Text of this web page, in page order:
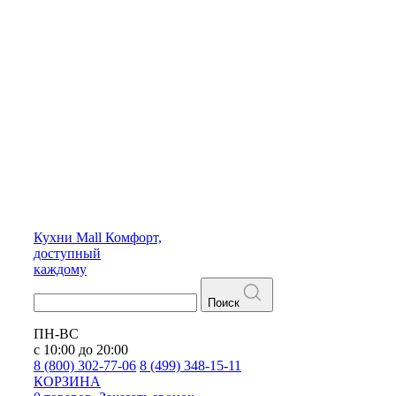
Кухни Mall Комфорт,
доступный
каждому
Поиск
ПН-ВС
с 10:00 до 20:00
8 (800) 302-77-06 8 (499) 348-15-11
КОРЗИНА